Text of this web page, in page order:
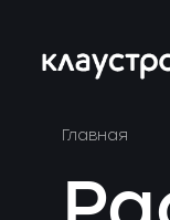
Главная